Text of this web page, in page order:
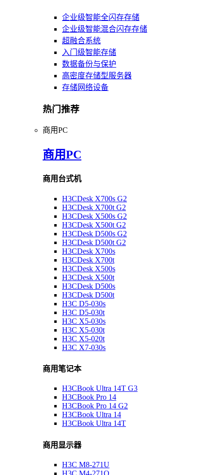
企业级智能全闪存存储
企业级智能混合闪存存储
超融合系统
入门级智能存储
数据备份与保护
高密度存储型服务器
存储网络设备
热门推荐
商用PC
商用PC
商用台式机
H3CDesk X700s G2
H3CDesk X700t G2
H3CDesk X500s G2
H3CDesk X500t G2
H3CDesk D500s G2
H3CDesk D500t G2
H3CDesk X700s
H3CDesk X700t
H3CDesk X500s
H3CDesk X500t
H3CDesk D500s
H3CDesk D500t
H3C D5-030s
H3C D5-030t
H3C X5-030s
H3C X5-030t
H3C X5-020t
H3C X7-030s
商用笔记本
H3CBook Ultra 14T G3
H3CBook Pro 14
H3CBook Pro 14 G2
H3CBook Ultra 14
H3CBook Ultra 14T
商用显示器
H3C M8-271U
H3C M4-271Q